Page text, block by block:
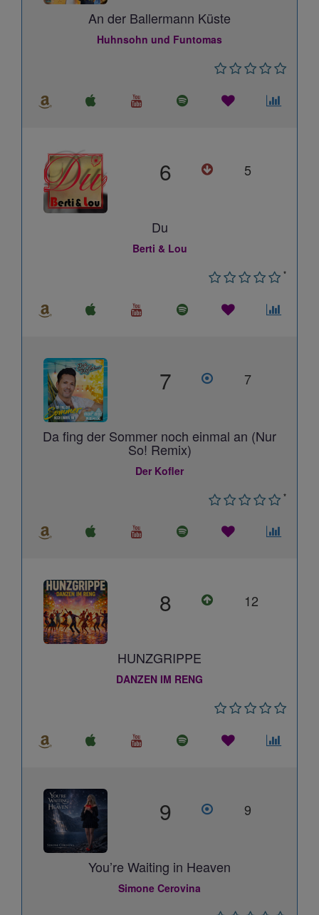
An der Ballermann Küste
Huhnsohn und Funtomas
6 5
Du
Berti & Lou
*
7 7
Da fing der Sommer noch einmal an (Nur
So! Remix)
Der Kofler
*
8 12
HUNZGRIPPE
DANZEN IM RENG
9 9
You’re Waiting in Heaven
Simone Cerovina